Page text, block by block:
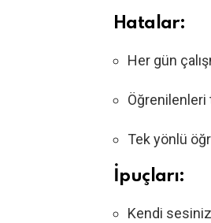
Hatalar:
Her gün
Tek yönlü
İpuçları:
Kendi